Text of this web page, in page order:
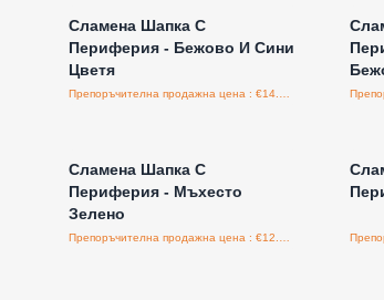
Сламена Шапка С
Периферия - Бежово И Сини
Цветя
Сламена Шапка С
Периферия - Мъхесто
Зелено